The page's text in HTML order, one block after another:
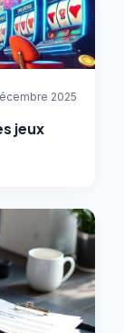
2025
jeux